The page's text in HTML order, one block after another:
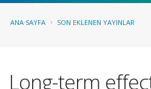
ANA SAYFA SON EKLENEN YAYINLAR
Long-term